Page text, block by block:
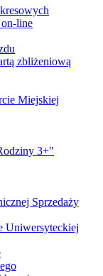
line
zbliżeniową
Miejskiej
3+"
Sprzedaży
Uniwersyteckiej